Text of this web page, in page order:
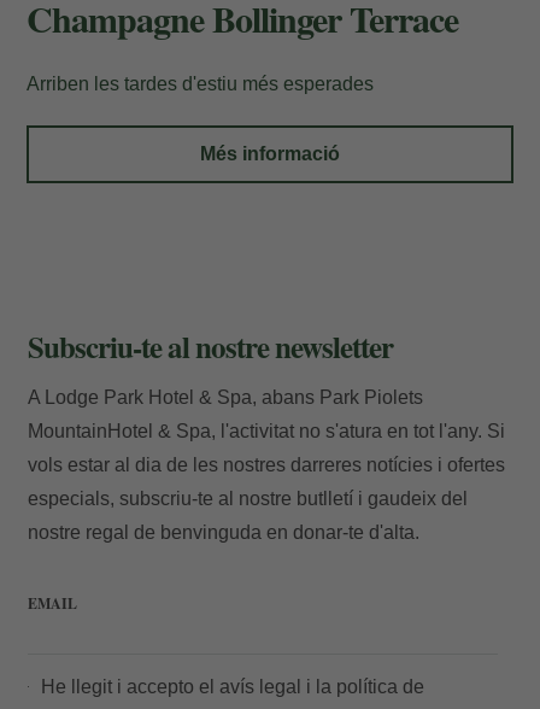
Introdueix el número de localitzador i l'e-
mail per consultar la teva reserva i poder
cancel·lar-la o modificar-la.
Localitzador
Champagne Bollinger Terrace
Arriben les tardes d'estiu més esperades
Més informació
Subscriu-te al nostre newsletter
A Lodge Park Hotel & Spa, abans Park Piolets
MountainHotel & Spa, l'activitat no s'atura en tot l'any. Si
vols estar al dia de les nostres darreres notícies i ofertes
especials, subscriu-te al nostre butlletí i gaudeix del
nostre regal de benvinguda en donar-te d'alta.
EMAIL
He llegit i accepto el avís legal i la política de